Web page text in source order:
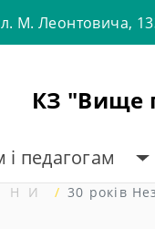
М. Леонтовича,
КЗ "Вище
педагогам
30 років